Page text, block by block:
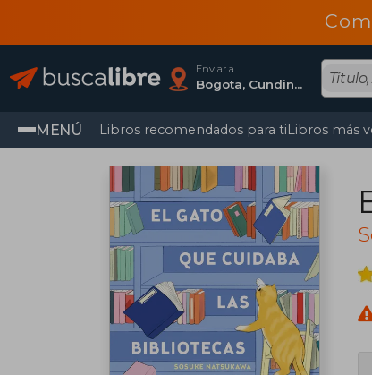
Enviar a
Bogota, Cundinamarca
MENÚ Libros recomendados para tiLibros más